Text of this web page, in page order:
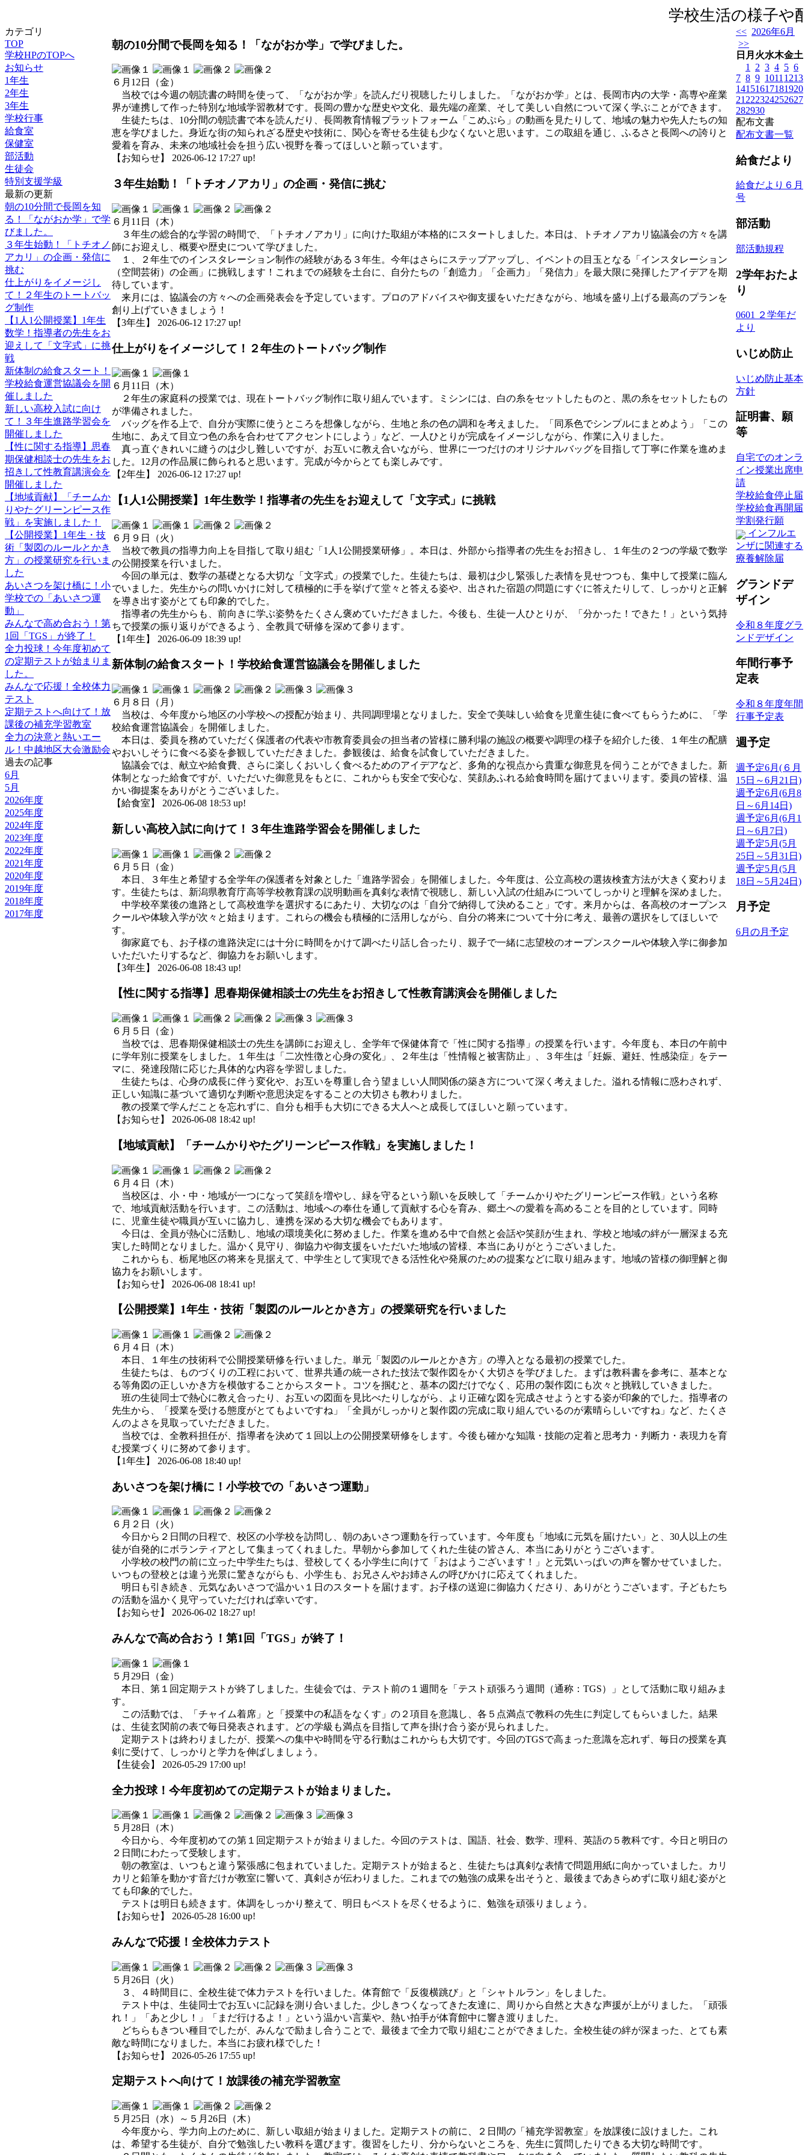
学校生活の様子や配
カテゴリ
TOP
学校HPのTOPへ
お知らせ
1年生
2年生
3年生
学校行事
給食室
保健室
部活動
生徒会
特別支援学級
最新の更新
朝の10分間で長岡を知
る！「ながおか学」で学
びました。
３年生始動！「トチオノ
アカリ」の企画・発信に
挑む
仕上がりをイメージし
て！２年生のトートバッ
グ制作
【1人1公開授業】1年生
数学！指導者の先生をお
迎えして「文字式」に挑
戦
新体制の給食スタート！
学校給食運営協議会を開
催しました
新しい高校入試に向け
て！３年生進路学習会を
開催しました
【性に関する指導】思春
期保健相談士の先生をお
招きして性教育講演会を
開催しました
【地域貢献】「チームか
りやたグリーンピース作
戦」を実施しました！
【公開授業】1年生・技
術「製図のルールとかき
方」の授業研究を行いま
した
あいさつを架け橋に！小
学校での「あいさつ運
動」
みんなで高め合おう！第
1回「TGS」が終了！
全力投球！今年度初めて
の定期テストが始まりま
した。
みんなで応援！全校体力
テスト
定期テストへ向けて！放
課後の補充学習教室
全力の決意と熱いエー
ル！中越地区大会激励会
過去の記事
6月
5月
2026年度
2025年度
2024年度
2023年度
2022年度
2021年度
2020年度
2019年度
2018年度
2017年度
朝の10分間で長岡を知る！「ながおか学」で学びました。
６月12日（金）
当校では今週の朝読書の時間を使って、「ながおか学」を読んだり視聴したりしました。「ながおか学」とは、長岡市内の大学・高専や産業
界が連携して作った特別な地域学習教材です。長岡の豊かな歴史や文化、最先端の産業、そして美しい自然について深く学ぶことができます。
生徒たちは、10分間の朝読書で本を読んだり、長岡教育情報プラットフォーム「こめぷら」の動画を見たりして、地域の魅力や先人たちの知
恵を学びました。身近な街の知られざる歴史や技術に、関心を寄せる生徒も少なくないと思います。この取組を通じ、ふるさと長岡への誇りと
愛着を育み、未来の地域社会を担う広い視野を養ってほしいと願っています。
【お知らせ】 2026-06-12 17:27 up!
３年生始動！「トチオノアカリ」の企画・発信に挑む
６月11日（木）
３年生の総合的な学習の時間で、「トチオノアカリ」に向けた取組が本格的にスタートしました。本日は、トチオノアカリ協議会の方々を講
師にお迎えし、概要や歴史について学びました。
１、２年生でのインスタレーション制作の経験がある３年生。今年はさらにステップアップし、イベントの目玉となる「インスタレーション
（空間芸術）の企画」に挑戦します！これまでの経験を土台に、自分たちの「創造力」「企画力」「発信力」を最大限に発揮したアイデアを期
待しています。
来月には、協議会の方々への企画発表会を予定しています。プロのアドバイスや御支援をいただきながら、地域を盛り上げる最高のプランを
創り上げていきましょう！
【3年生】 2026-06-12 17:27 up!
仕上がりをイメージして！２年生のトートバッグ制作
６月11日（木）
２年生の家庭科の授業では、現在トートバッグ制作に取り組んでいます。ミシンには、白の糸をセットしたものと、黒の糸をセットしたもの
が準備されました。
バッグを作る上で、自分が実際に使うところを想像しながら、生地と糸の色の調和を考えました。「同系色でシンプルにまとめよう」「この
生地に、あえて目立つ色の糸を合わせてアクセントにしよう」など、一人ひとりが完成をイメージしながら、作業に入りました。
真っ直ぐきれいに縫うのは少し難しいですが、お互いに教え合いながら、世界に一つだけのオリジナルバッグを目指して丁寧に作業を進めま
した。12月の作品展に飾られると思います。完成が今からとても楽しみです。
【2年生】 2026-06-12 17:27 up!
【1人1公開授業】1年生数学！指導者の先生をお迎えして「文字式」に挑戦
６月９日（火）
当校で教員の指導力向上を目指して取り組む「1人1公開授業研修」。本日は、外部から指導者の先生をお招きし、１年生の２つの学級で数学
の公開授業を行いました。
今回の単元は、数学の基礎となる大切な「文字式」の授業でした。生徒たちは、最初は少し緊張した表情を見せつつも、集中して授業に臨ん
でいました。先生からの問いかけに対して積極的に手を挙げて堂々と答える姿や、出された宿題の問題にすぐに答えたりして、しっかりと正解
を導き出す姿がとても印象的でした。
指導者の先生からも、前向きに学ぶ姿勢をたくさん褒めていただきました。今後も、生徒一人ひとりが、「分かった！できた！」という気持
ちで授業の振り返りができるよう、全教員で研修を深めて参ります。
【1年生】 2026-06-09 18:39 up!
新体制の給食スタート！学校給食運営協議会を開催しました
６月８日（月）
当校は、今年度から地区の小学校への授配が始まり、共同調理場となりました。安全で美味しい給食を児童生徒に食べてもらうために、「学
校給食運営協議会」を開催しました。
本日は、委員を務めていただく保護者の代表や市教育委員会の担当者の皆様に勝利場の施設の概要や調理の様子を紹介した後、１年生の配膳
やおいしそうに食べる姿を参観していただきました。参観後は、給食を試食していただきました。
協議会では、献立や給食費、さらに楽しくおいしく食べるためのアイデアなど、多角的な視点から貴重な御意見を伺うことができました。新
体制となった給食ですが、いただいた御意見をもとに、これからも安全で安心な、笑顔あふれる給食時間を届けてまいります。委員の皆様、温
かい御提案をありがとうございました。
【給食室】 2026-06-08 18:53 up!
新しい高校入試に向けて！３年生進路学習会を開催しました
６月５日（金）
本日、３年生と希望する全学年の保護者を対象とした「進路学習会」を開催しました。今年度は、公立高校の選抜検査方法が大きく変わりま
す。生徒たちは、新潟県教育庁高等学校教育課の説明動画を真剣な表情で視聴し、新しい入試の仕組みについてしっかりと理解を深めました。
中学校卒業後の進路として高校進学を選択するにあたり、大切なのは「自分で納得して決めること」です。来月からは、各高校のオープンス
クールや体験入学が次々と始まります。これらの機会も積極的に活用しながら、自分の将来について十分に考え、最善の選択をしてほしいで
す。
御家庭でも、お子様の進路決定には十分に時間をかけて調べたり話し合ったり、親子で一緒に志望校のオープンスクールや体験入学に御参加
いただいたりするなど、御協力をお願いします。
【3年生】 2026-06-08 18:43 up!
【性に関する指導】思春期保健相談士の先生をお招きして性教育講演会を開催しました
６月５日（金）
当校では、思春期保健相談士の先生を講師にお迎えし、全学年で保健体育で「性に関する指導」の授業を行います。今年度も、本日の午前中
に学年別に授業をしました。１年生は「二次性徴と心身の変化」、２年生は「性情報と被害防止」、３年生は「妊娠、避妊、性感染症」をテー
マに、発達段階に応じた具体的な内容を学習しました。
生徒たちは、心身の成長に伴う変化や、お互いを尊重し合う望ましい人間関係の築き方について深く考えました。溢れる情報に惑わされず、
正しい知識に基づいて適切な判断や意思決定をすることの大切さも教わりました。
教の授業で学んだことを忘れずに、自分も相手も大切にできる大人へと成長してほしいと願っています。
【お知らせ】 2026-06-08 18:42 up!
【地域貢献】「チームかりやたグリーンピース作戦」を実施しました！
６月４日（木）
当校区は、小・中・地域が一つになって笑顔を増やし、緑を守るという願いを反映して「チームかりやたグリーンピース作戦」という名称
で、地域貢献活動を行います。この活動は、地域への奉仕を通して貢献する心を育み、郷土への愛着を高めることを目的としています。同時
に、児童生徒や職員が互いに協力し、連携を深める大切な機会でもあります。
今日は、全員が熱心に活動し、地域の環境美化に努めました。作業を進める中で自然と会話や笑顔が生まれ、学校と地域の絆が一層深まる充
実した時間となりました。温かく見守り、御協力や御支援をいただいた地域の皆様、本当にありがとうございました。
これからも、栃尾地区の将来を見据えて、中学生として実現できる活性化や発展のための提案などに取り組みます。地域の皆様の御理解と御
協力をお願いします。
【お知らせ】 2026-06-08 18:41 up!
【公開授業】1年生・技術「製図のルールとかき方」の授業研究を行いました
６月４日（木）
本日、１年生の技術科で公開授業研修を行いました。単元「製図のルールとかき方」の導入となる最初の授業でした。
生徒たちは、ものづくりの工程において、世界共通の統一された技法で製作図をかく大切さを学びました。まずは教科書を参考に、基本とな
る等角図の正しいかき方を模倣することからスタート。コツを掴むと、基本の図だけでなく、応用の製作図にも次々と挑戦していきました。
班の生徒同士で熱心に教え合ったり、お互いの図面を見比べたりしながら、より正確な図を完成させようとする姿が印象的でした。指導者の
先生から、「授業を受ける態度がとてもよいですね」「全員がしっかりと製作図の完成に取り組んでいるのが素晴らしいですね」など、たくさ
んのよさを見取っていただきました。
当校では、全教科担任が、指導者を決めて１回以上の公開授業研修をします。今後も確かな知識・技能の定着と思考力・判断力・表現力を育
む授業づくりに努めて参ります。
【1年生】 2026-06-08 18:40 up!
あいさつを架け橋に！小学校での「あいさつ運動」
６月２日（火）
今日から２日間の日程で、校区の小学校を訪問し、朝のあいさつ運動を行っています。今年度も「地域に元気を届けたい」と、30人以上の生
徒が自発的にボランティアとして集まってくれました。早朝から参加してくれた生徒の皆さん、本当にありがとうございます。
小学校の校門の前に立った中学生たちは、登校してくる小学生に向けて「おはようございます！」と元気いっぱいの声を響かせていました。
いつもの登校とは違う光景に驚きながらも、小学生も、お兄さんやお姉さんの呼びかけに応えてくれました。
明日も引き続き、元気なあいさつで温かい１日のスタートを届けます。お子様の送迎に御協力くださり、ありがとうございます。子どもたち
の活動を温かく見守っていただければ幸いです。
【お知らせ】 2026-06-02 18:27 up!
みんなで高め合おう！第1回「TGS」が終了！
５月29日（金）
本日、第１回定期テストが終了しました。生徒会では、テスト前の１週間を「テスト頑張ろう週間（通称：TGS）」として活動に取り組みま
す。
この活動では、「チャイム着席」と「授業中の私語をなくす」の２項目を意識し、各５点満点で教科の先生に判定してもらいました。結果
は、生徒玄関前の表で毎日発表されます。どの学級も満点を目指して声を掛け合う姿が見られました。
定期テストは終わりましたが、授業への集中や時間を守る行動はこれからも大切です。今回のTGSで高まった意識を忘れず、毎日の授業を真
剣に受けて、しっかりと学力を伸ばしましょう。
【生徒会】 2026-05-29 17:00 up!
全力投球！今年度初めての定期テストが始まりました。
５月28日（木）
今日から、今年度初めての第１回定期テストが始まりました。今回のテストは、国語、社会、数学、理科、英語の５教科です。今日と明日の
２日間にわたって受験します。
朝の教室は、いつもと違う緊張感に包まれていました。定期テストが始まると、生徒たちは真剣な表情で問題用紙に向かっていました。カリ
カリと鉛筆を動かす音だけが教室に響いて、真剣さが伝わりました。これまでの勉強の成果を出そうと、最後まであきらめずに取り組む姿がと
ても印象的でした。
テストは明日も続きます。体調をしっかり整えて、明日もベストを尽くせるように、勉強を頑張りましょう。
【お知らせ】 2026-05-28 16:00 up!
みんなで応援！全校体力テスト
５月26日（火）
３、４時間目に、全校生徒で体力テストを行いました。体育館で「反復横跳び」と「シャトルラン」をしました。
テスト中は、生徒同士でお互いに記録を測り合いました。少しきつくなってきた友達に、周りから自然と大きな声援が上がりました。「頑張
れ！」「あと少し！」「まだ行けるよ！」という温かい言葉や、熱い拍手が体育館中に響き渡りました。
どちらもきつい種目でしたが、みんなで励まし合うことで、最後まで全力で取り組むことができました。全校生徒の絆が深まった、とても素
敵な時間になりました。本当にお疲れ様でした！
【お知らせ】 2026-05-26 17:55 up!
定期テストへ向けて！放課後の補充学習教室
５月25日（水）～５月26日（木）
今年度から、学力向上のために、新しい取組が始まりました。定期テストの前に、２日間の「補充学習教室」を放課後に設けました。これ
は、希望する生徒が、自分で勉強したい教科を選びます。復習をしたり、分からないところを、先生に質問したりできる大切な時間です。
<< 2026年6月
>>
日 月 火水木金土
1
2 3 4 5 6
7 8 9 1011 1213
14151617181920
21 222324252627
282930
配布文書
配布文書一覧
給食だより
給食だより６月
号
部活動
部活動規程
2学年おたよ
り
0601 ２学年だ
より
いじめ防止
いじめ防止基本
方針
証明書、願
等
自宅でのオンラ
イン授業出席申
請
学校給食停止届
学校給食再開届
学割発行願
インフルエ
ンザに関連する
療養解除届
グランドデ
ザイン
令和８年度グラ
ンドデザイン
年間行事予
定表
令和８年度年間
行事予定表
週予定
週予定6月(６月
15日～6月21日)
週予定6月(6月8
日～6月14日)
週予定6月(6月1
日～6月7日)
週予定5月(5月
25日～5月31日)
週予定5月(5月
18日～5月24日)
月予定
6月の月予定